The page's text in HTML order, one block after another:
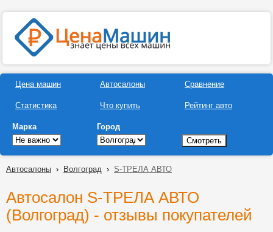
Цена машин
Статистика
Автосалоны
Что купить
Сравнение
Рейтинг авто
Марка Город
Автосалоны › Волгоград › S-ТРЕЛА АВТО
Автосалон S-ТРЕЛА АВТО
(Волгоград) - отзывы покупателей